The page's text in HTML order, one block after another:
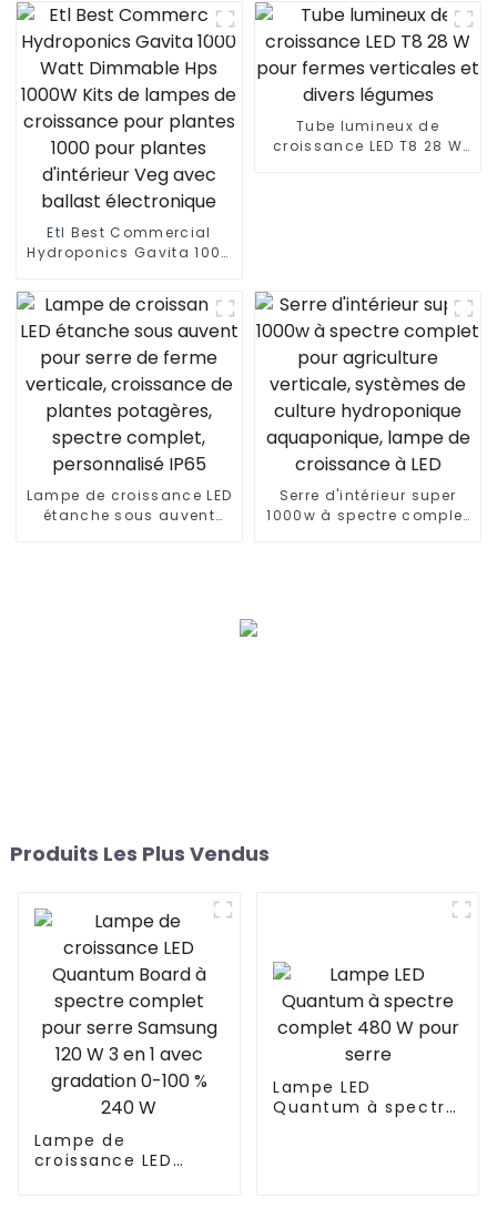
croissance à LED UV Ir à
intensité variable pour
l'intérieur
variable 600w 640w
1000w pour plantes
médicinales d'intérieur
Etl Best Commercial
Hydroponics Gavita 1000
1000W Kits de lampes de
croissance pour plantes
1000 pour plantes
d'intérieur Veg avec
Tube lumineux de
croissance LED T8 28 W
Lampe de croissance LED
étanche sous auvent
Serre d'intérieur super
1000w à spectre complet
Produits Les Plus Vendus
Lampe de
croissance LED
Lampe LED
Quantum à spectre